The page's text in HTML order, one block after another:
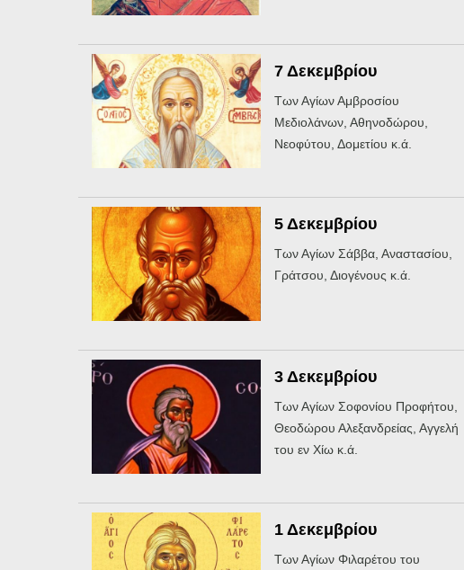
7 Δεκεμβρίου
Των Αγίων Αμβροσίου
Μεδιολάνων, Αθηνοδώρου,
Νεοφύτου, Δομετίου κ.ά.
5 Δεκεμβρίου
Των Αγίων Σάββα, Αναστασίου,
Γράτσου, Διογένους κ.ά.
3 Δεκεμβρίου
Των Αγίων Σοφονίου Προφήτου,
Θεοδώρου Αλεξανδρείας, Αγγελή
του εν Χίω κ.ά.
1 Δεκεμβρίου
Των Αγίων Φιλαρέτου του